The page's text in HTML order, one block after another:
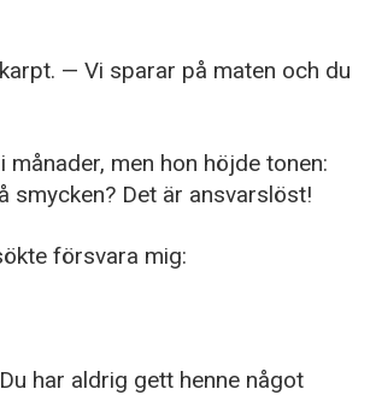
— Vi sparar på maten och du
men hon höjde tonen:
Det är ansvarslöst!
försvara mig:
har aldrig gett henne något